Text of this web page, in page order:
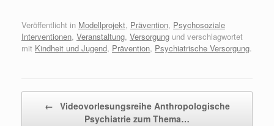
Veröffentlicht in Modellprojekt, Prävention, Psychosoziale
Interventionen, Veranstaltung, Versorgung und verschlagwortet
mit Kindheit und Jugend, Prävention, Psychiatrische Versorgung.
← Videovorlesungsreihe Anthropologische
Psychiatrie zum Thema…